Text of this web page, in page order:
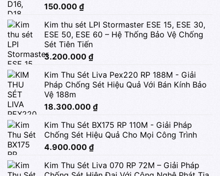
150.000 ₫
Kim thu sét LPI Stormaster ESE 15, ESE 30,
ESE 50, ESE 60 – Hệ Thống Bảo Vệ Chống
Sét Tiên Tiến
3.200.000 ₫
Kim Thu Sét Liva Pex220 RP 188M - Giải
Pháp Chống Sét Hiệu Quả Với Bán Kính Bảo
Vệ 188m
18.300.000 ₫
Kim Thu Sét BX175 RP 110M - Giải Pháp
Chống Sét Hiệu Quả Cho Mọi Công Trình
4.900.000 ₫
Kim Thu Sét Liva 070 RP 72M – Giải Pháp